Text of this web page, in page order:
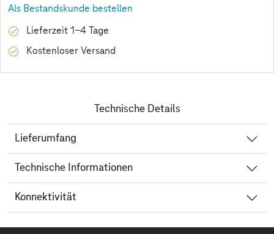
Als Bestandskunde bestellen
Lieferzeit 1-4 Tage
Kostenloser Versand
Technische Details
Lieferumfang
Technische Informationen
Konnektivität